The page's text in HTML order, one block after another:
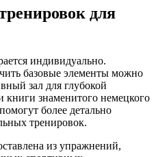
для
индивидуально.
базовые элементы можно
зал для глубокой
знаменитого немецкого
более детально
тренировок.
из упражнений,